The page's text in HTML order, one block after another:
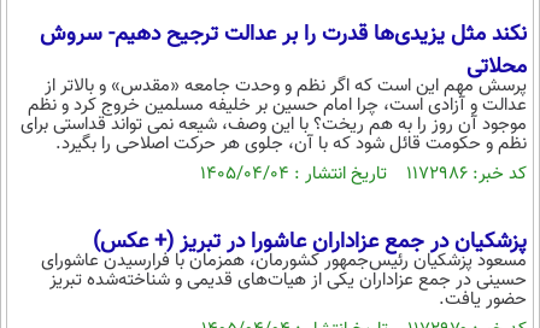
سلامت
فرهنگی
بین الملل
اجتماعی
سیاست خارجی
نکند مثل یزیدی‌ها قدرت را بر عدالت ترجیح دهیم- سروش
محلاتی
پرسش مهم این است که اگر نظم و وحدت جامعه «مقدس» و بالاتر از
عدالت و آزادی است، چرا امام حسین بر خلیفه مسلمین خروج کرد و نظم
موجود آن روز را به هم ریخت؟ با این وصف، شیعه نمی تواند قداستی برای
نظم و حکومت قائل شود که با آن، جلوی هر حرکت اصلاحی را بگیرد.
کد خبر: ۱۱۷۲۹۸۶ تاریخ انتشار : ۱۴۰۵/۰۴/۰۴
پزشکیان در جمع عزاداران عاشورا در تبریز (+ عکس)
مسعود پزشکیان رئیس‌جمهور کشورمان، همزمان با فرارسیدن عاشورای
حسینی در جمع عزاداران یکی از هیات‌های قدیمی و شناخته‌شده تبریز
حضور یافت.